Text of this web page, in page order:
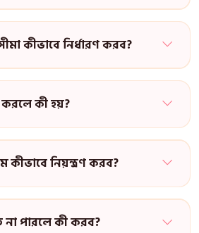
কীভাবে নির্ধারণ করব?
কী হয়?
কীভাবে নিয়ন্ত্রণ করব?
না পারলে কী করব?